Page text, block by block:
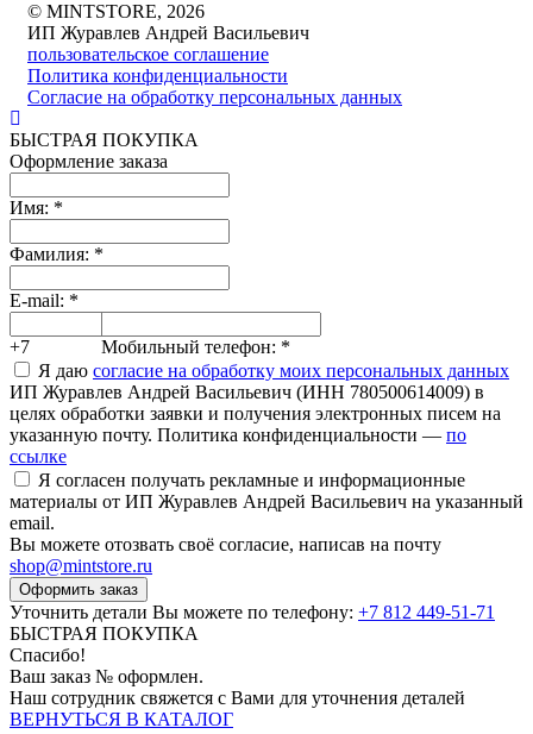
© MINTSTORE, 2026
ИП Журавлев Андрей Васильевич
пользовательское соглашение
Политика конфиденциальности
Согласие на обработку персональных данных
БЫСТРАЯ ПОКУПКА
Оформление заказа
Имя: *
Фамилия: *
E-mail: *
+7 Мобильный телефон: *
Я даю согласие на обработку моих персональных данных
ИП Журавлев Андрей Васильевич (ИНН 780500614009) в
целях обработки заявки и получения электронных писем на
указанную почту. Политика конфиденциальности — по
ссылке
Я согласен получать рекламные и информационные
материалы от ИП Журавлев Андрей Васильевич на указанный
email.
Вы можете отозвать своё согласие, написав на почту
shop@mintstore.ru
Оформить заказ
Уточнить детали Вы можете по телефону: +7 812 449-51-71
БЫСТРАЯ ПОКУПКА
Спасибо!
Ваш заказ № оформлен.
Наш сотрудник свяжется с Вами для уточнения деталей
ВЕРНУТЬСЯ В КАТАЛОГ